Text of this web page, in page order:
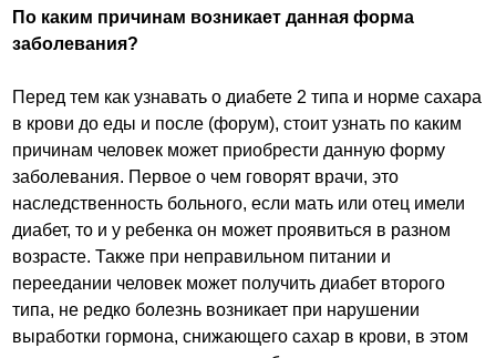
По каким причинам возникает данная форма
заболевания?
Перед тем как узнавать о диабете 2 типа и норме сахара
в крови до еды и после (форум), стоит узнать по каким
причинам человек может приобрести данную форму
заболевания. Первое о чем говорят врачи, это
наследственность больного, если мать или отец имели
диабет, то и у ребенка он может проявиться в разном
возрасте. Также при неправильном питании и
переедании человек может получить диабет второго
типа, не редко болезнь возникает при нарушении
выработки гормона, снижающего сахар в крови, в этом